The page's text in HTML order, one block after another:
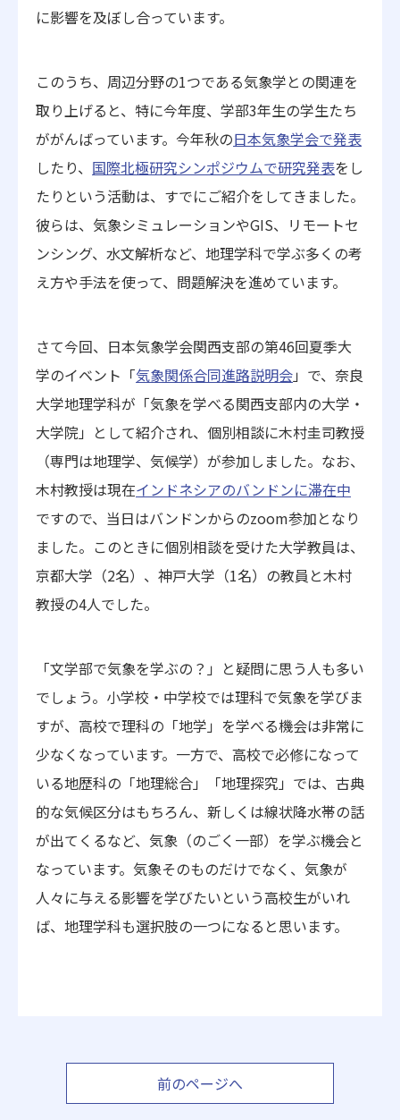
に影響を及ぼし合っています。
このうち、周辺分野の1つである気象学との関連を
取り上げると、特に今年度、学部3年生の学生たち
ががんばっています。今年秋の日本気象学会で発表
したり、 国際北極研究シンポジウムで研究発表をし
たりという活動は、すでにご紹介をしてきました。
彼らは、気象シミュレーションやGIS、リモートセ
ンシング、水文解析など、地理学科で学ぶ多くの考
え方や手法を使って、問題解決を進めています。
さて今回、日本気象学会関西支部の第46回夏季大
学のイベント「気象関係合同進路説明会」で、奈良
大学地理学科が「気象を学べる関西支部内の大学・
大学院」として紹介され、個別相談に木村圭司教授
（専門は地理学、気候学）が参加しました。なお、
木村教授は現在インドネシアのバンドンに滞在中
ですので、当日はバンドンからのzoom参加となり
ました。このときに個別相談を受けた大学教員は、
京都大学（2名）、神戸大学（1名）の教員と木村
教授の4人でした。
「文学部で気象を学ぶの？」と疑問に思う人も多い
でしょう。小学校・中学校では理科で気象を学びま
すが、高校で理科の「地学」を学べる機会は非常に
少なくなっています。一方で、高校で必修になって
いる地歴科の「地理総合」「地理探究」では、古典
的な気候区分はもちろん、新しくは線状降水帯の話
が出てくるなど、気象（のごく一部）を学ぶ機会と
なっています。気象そのものだけでなく、気象が
人々に与える影響を学びたいという高校生がいれ
ば、地理学科も選択肢の一つになると思います。
前のページへ